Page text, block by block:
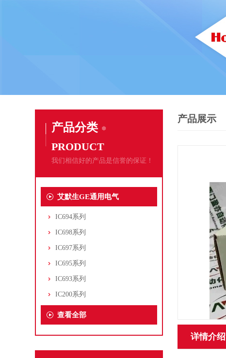
产品分类
PRODUCT
我们相信好的产品是信誉的保证！
艾默生GE通用电气
IC694系列
IC698系列
IC697系列
IC695系列
IC693系列
IC200系列
查看全部
产品展示
详情介绍